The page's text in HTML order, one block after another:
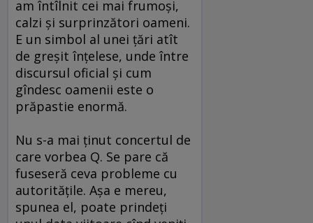
am întîlnit cei mai frumoşi,
calzi şi surprinzători oameni.
E un simbol al unei ţări atît
de greşit înţelese, unde între
discursul oficial şi cum
gîndesc oamenii este o
prăpastie enormă.
Nu s-a mai ţinut concertul de
care vorbea Q. Se pare că
fuseseră ceva probleme cu
autorităţile. Aşa e mereu,
spunea el, poate prindeţi